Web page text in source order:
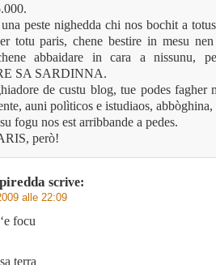
peste nighedda chi nos bochit a
totu paris, chene bestire in mesu
abbaidare in cara a nissunu,
SA SARDINNA.
de custu blog, tue podes fagher
auni polìticos e istudiaos,
fogu nos est arribbande a pedes.
però!
scrive:
alle 22:09
focu
terra